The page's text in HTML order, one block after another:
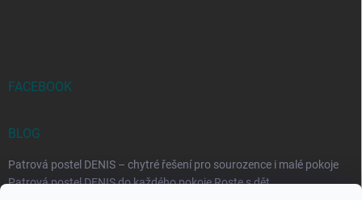
FACEBOOK
BLOG
Patrová postel DENIS – chytré řešení pro sourozence i malé pokoje
Patrová postel DENIS do každého pokoje Roste s dět...